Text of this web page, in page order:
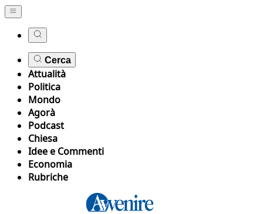
Cerca
Attualità
Politica
Mondo
Agorà
Podcast
Chiesa
Idee e Commenti
Economia
Rubriche